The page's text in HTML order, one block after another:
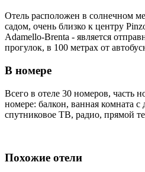
Отель расположен в солнечном
садом, очень близко к центру
Adamello-Brenta - является
прогулок, в 100 метрах от
В номере
Всего в отеле 30 номеров, часть
номере: балкон, ванная комната
спутниковое ТВ, радио, прямой
Похожие отели